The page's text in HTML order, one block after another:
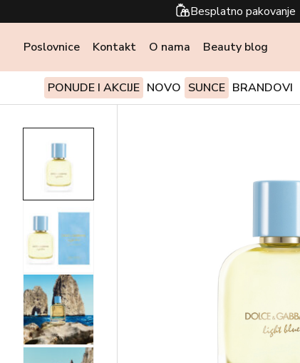
Besplatno pakovanje
Poslovnice Kontakt O nama Beauty blog
PONUDE I AKCIJE NOVO SUNCE BRANDOVI